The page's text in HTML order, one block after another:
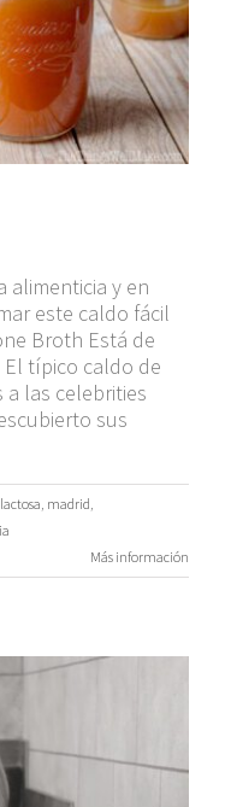
alimenticia y en
este caldo fácil
Broth Está de
El típico caldo de
a las celebrities
sus
lactosa, madrid,
Más información